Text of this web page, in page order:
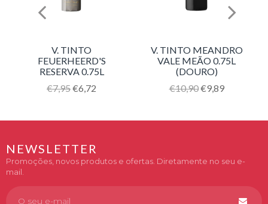
V. TINTO
FEUERHEERD'S
RESERVA 0.75L
Translation
PT.products.product.regular_price
€7,95€6,72
V. TINTO MEANDRO
VALE MEÃO 0.75L
(DOURO)
Translation
€10,90€9,89
NEWSLETTER
Promoções, novos produtos e ofertas. Diretamente no seu e-
mail.